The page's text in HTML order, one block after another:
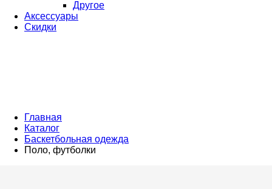
Другое
Аксессуары
Скидки
Главная
Каталог
Баскетбольная одежда
Поло, футболки